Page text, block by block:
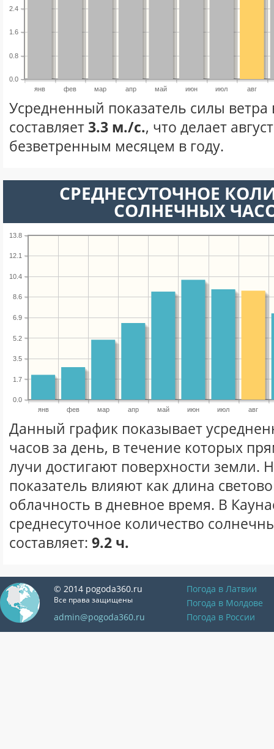
янв фев мар апр май июн июл авг
0.0
0.8
1.6
2.4
Усредненный показатель силы ветра
составляет3.3 м./с., что делает
безветренным месяцем в году.
СРЕДНЕСУТОЧНОЕ
СОЛНЕЧНЫХ
янв фев мар апр май июн июл авг
0.0
1.7
3.5
5.2
6.9
8.6
10.4
12.1
13.8
Данный график показывает
часов за день, в течение которых
лучи достигают поверхности земли.
показатель влияют как длина
облачность в дневное время. В
среднесуточное количество
составляет: 9.2 ч.
© 2014 pogoda360.ru
Все права защищены
admin@pogoda360.ru
Погода в Латвии
Погода в Молдове
Погода в России